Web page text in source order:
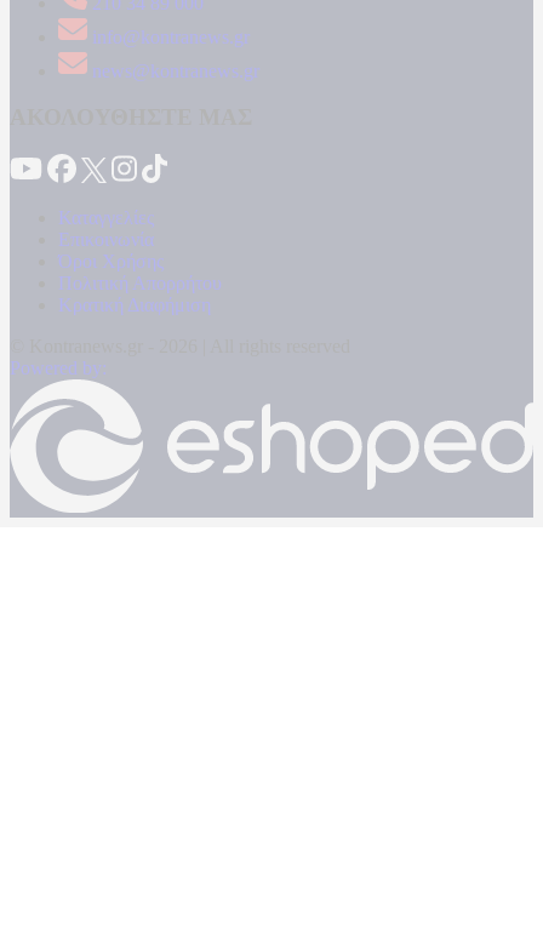
info@kontranews.gr
news@kontranews.gr
Καταγγελίες
Επικοινωνία
Όροι Χρήσης
Πολιτική Απορρήτου
Κρατική Διαφήμιση
Powered by: